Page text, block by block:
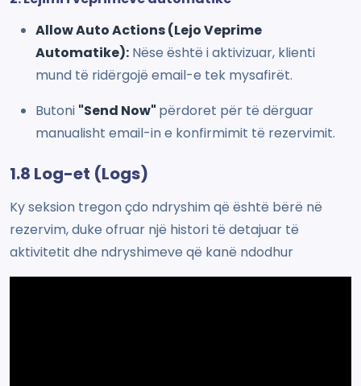
Allow Auto Actions (Lejo Veprime
Automatike): Nëse është i aktivizuar, klienti
mund të ridërgojë email-e tek mysafirët.
Butoni "Send Now" përdoret për të dërguar
manualisht email-in e konfirmimit të rezervimit.
1.8 Log-et (Logs)
Ky seksion tregon çdo ndryshim që është bërë në
rezervim, duke ofruar një histori të detajuar të
aktivitetit dhe ndryshimeve që kanë ndodhur